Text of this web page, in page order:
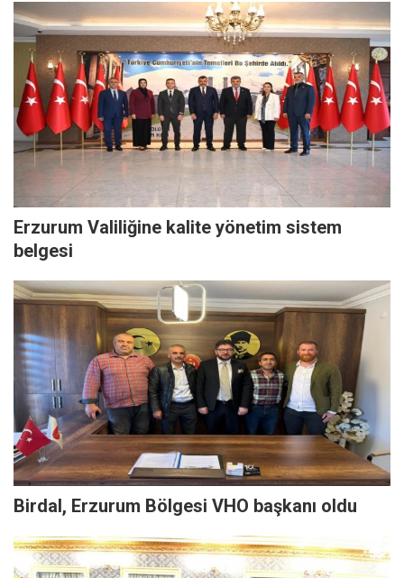
Erzurum Valiliğine kalite yönetim sistem
belgesi
Birdal, Erzurum Bölgesi VHO başkanı oldu